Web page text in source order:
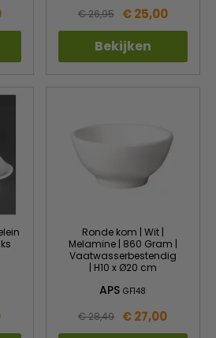
€ 26,95 € 25,00
Bekijken
Ronde kom | Wit |
Melamine | 860 Gram |
Vaatwasserbestendig
| H10 x Ø20 cm
APSGF148
€ 28,49 € 27,00